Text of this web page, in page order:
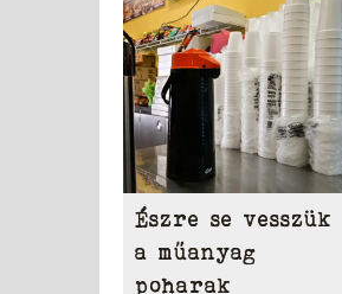
Észre se vesszük
a műanyag
poharak